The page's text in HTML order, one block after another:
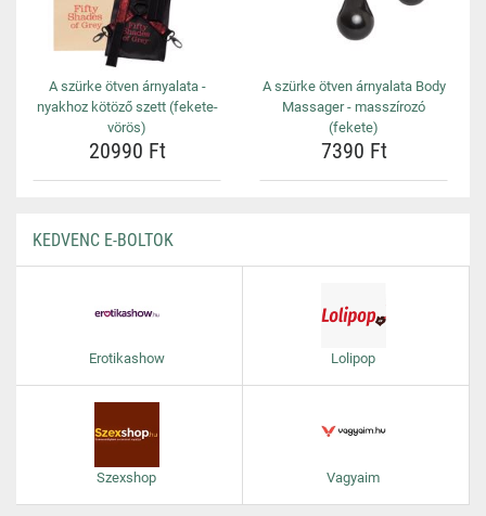
A szürke ötven árnyalata -
nyakhoz kötöző szett (fekete-
vörös)
20990 Ft
A szürke ötven árnyalata Body
Massager - masszírozó
(fekete)
7390 Ft
KEDVENC E-BOLTOK
Erotikashow Lolipop
Szexshop Vagyaim